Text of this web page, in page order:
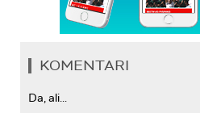
KOMENTARI
Da, ali...